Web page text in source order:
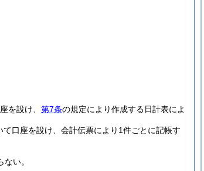
を設け、 第7条の規定により作成する日計表によ
て口座を設け、会計伝票により1件ごとに記帳す
い。